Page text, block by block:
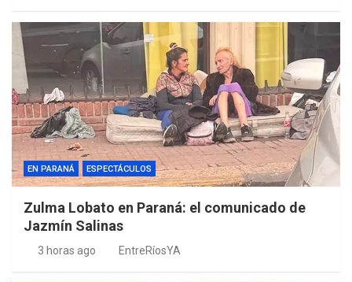
EN PARANÁ ESPECTÁCULOS
Zulma Lobato en Paraná: el comunicado de
Jazmín Salinas
3 horas ago EntreRíosYA